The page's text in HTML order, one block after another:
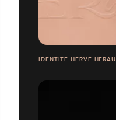
IDENTITÉ HERVÉ HÉRAU